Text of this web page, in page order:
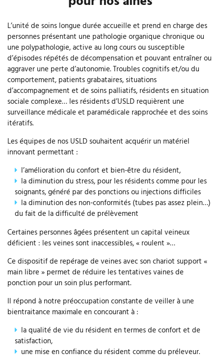
L’unité de soins longue durée accueille et prend en charge des
personnes présentant une pathologie organique chronique ou
une polypathologie, active au long cours ou susceptible
d’épisodes répétés de décompensation et pouvant entraîner ou
aggraver une perte d’autonomie. Troubles cognitifs et/ou du
comportement, patients grabataires, situations
d’accompagnement et de soins palliatifs, résidents en situation
sociale complexe… les résidents d’USLD requièrent une
surveillance médicale et paramédicale rapprochée et des soins
itératifs.
Les équipes de nos USLD souhaitent acquérir un matériel
innovant permettant :
l’amélioration du confort et bien-être du résident,
la diminution du stress, pour les résidents comme pour les
soignants, généré par des ponctions ou injections difficiles
la diminution des non-conformités (tubes pas assez plein…)
du fait de la difficulté de prélèvement
Certaines personnes âgées présentent un capital veineux
déficient : les veines sont inaccessibles, « roulent »…
Ce dispositif de repérage de veines avec son chariot support «
main libre » permet de réduire les tentatives vaines de
ponction pour un soin plus performant.
Il répond à notre préoccupation constante de veiller à une
bientraitance maximale en concourant à :
la qualité de vie du résident en termes de confort et de
satisfaction,
une mise en confiance du résident comme du préleveur.